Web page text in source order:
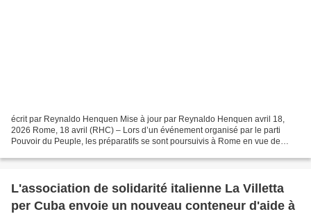
écrit par Reynaldo Henquen Mise à jour par Reynaldo Henquen avril 18,
2026 Rome, 18 avril (RHC) – Lors d’un événement organisé par le parti
Pouvoir du Peuple, les préparatifs se sont poursuivis à Rome en vue de
L'association de solidarité italienne La Villetta
per Cuba envoie un nouveau conteneur d'aide à